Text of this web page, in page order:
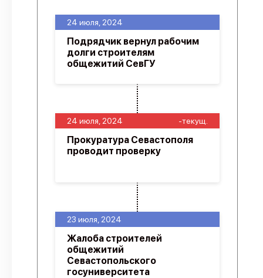
23 июля, 2024
Жалоба строителей
общежитий
Севастопольского
госуниверситета
24 июля, 2024 -текущ.
Прокуратура Севастополя
проводит проверку
24 июля, 2024
Подрядчик вернул рабочим
долги строителям
общежитий СевГУ